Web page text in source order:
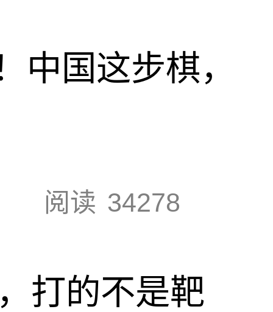
中国这步棋，
阅读 34278
打的不是靶